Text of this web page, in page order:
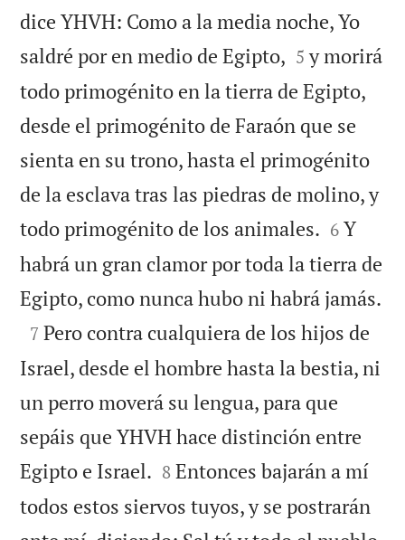
dice YHVH: Como a la media noche, Yo
saldré por en medio de Egipto, 

5 y morirá
todo primogénito en la tierra de Egipto,
desde el primogénito de Faraón que se
sienta en su trono, hasta el primogénito
de la esclava tras las piedras de molino, y
todo primogénito de los animales. 

6 Y
habrá un gran clamor por toda la tierra de
Egipto, como nunca hubo ni habrá jamás.

7 Pero contra cualquiera de los hijos de
Israel, desde el hombre hasta la bestia, ni
un perro moverá su lengua, para que
sepáis que YHVH hace distinción entre
Egipto e Israel. 

8 Entonces bajarán a mí
todos estos siervos tuyos, y se postrarán